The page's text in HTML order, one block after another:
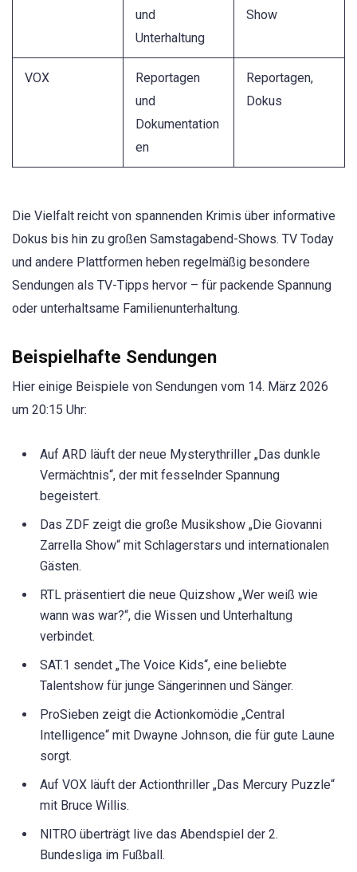
und
Unterhaltung
Show
VOX
Reportagen
und
Dokumentation
en
Reportagen,
Dokus
Die Vielfalt reicht von spannenden Krimis über informative
Dokus bis hin zu großen Samstagabend-Shows. TV Today
und andere Plattformen heben regelmäßig besondere
Sendungen als TV-Tipps hervor – für packende Spannung
oder unterhaltsame Familienunterhaltung.
Beispielhafte Sendungen
Hier einige Beispiele von Sendungen vom 14. März 2026
um 20:15 Uhr:
Auf ARD läuft der neue Mysterythriller „Das dunkle
Vermächtnis“, der mit fesselnder Spannung
begeistert.
Das ZDF zeigt die große Musikshow „Die Giovanni
Zarrella Show“ mit Schlagerstars und internationalen
Gästen.
RTL präsentiert die neue Quizshow „Wer weiß wie
wann was war?“, die Wissen und Unterhaltung
verbindet.
SAT.1 sendet „The Voice Kids“, eine beliebte
Talentshow für junge Sängerinnen und Sänger.
ProSieben zeigt die Actionkomödie „Central
Intelligence“ mit Dwayne Johnson, die für gute Laune
sorgt.
Auf VOX läuft der Actionthriller „Das Mercury Puzzle“
mit Bruce Willis.
NITRO überträgt live das Abendspiel der 2.
Bundesliga im Fußball.